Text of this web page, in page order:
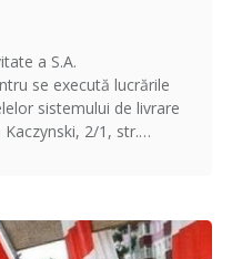
a S.A.
se execută lucrările
sistemului de livrare
2/1, str.…